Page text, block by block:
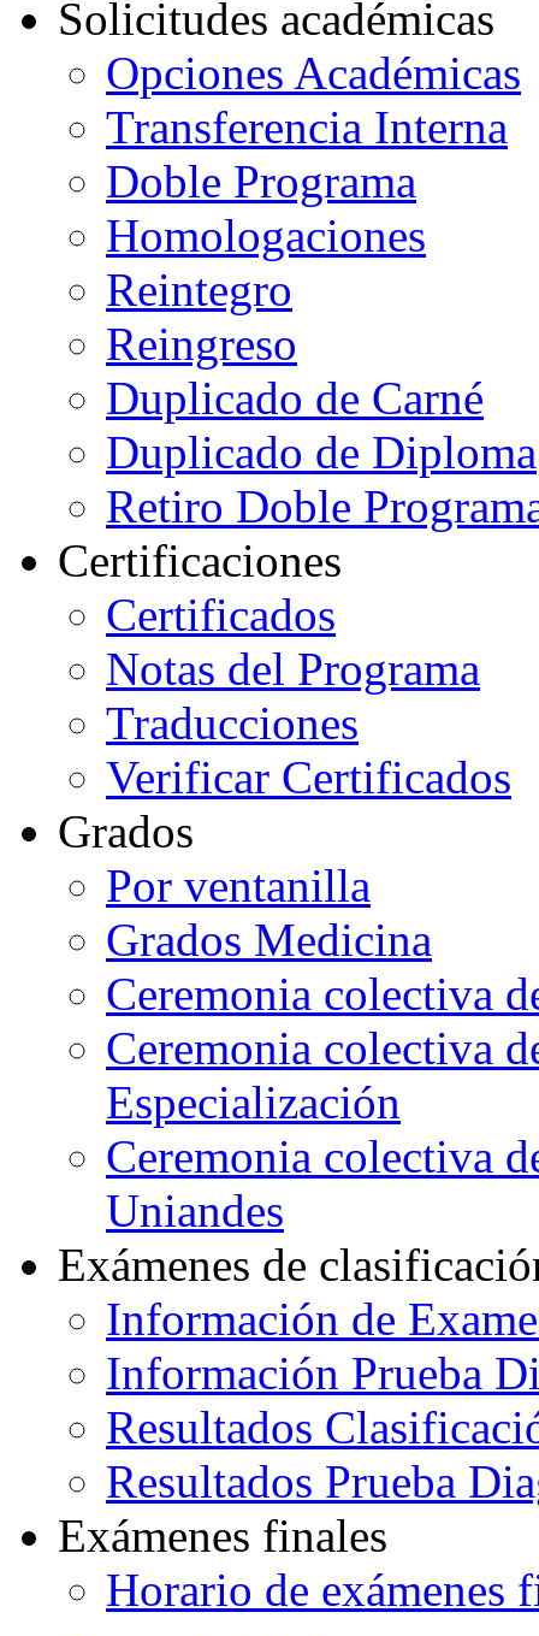
Solicitudes académicas
Opciones Académicas
Transferencia Interna
Doble Programa
Homologaciones
Reintegro
Reingreso
Duplicado de Carné
Duplicado de Diploma
Retiro Doble
Certificaciones
Certificados
Notas del Programa
Traducciones
Verificar Certificados
Grados
Por ventanilla
Grados Medicina
Ceremonia colectiva
Ceremonia colectiva
Especialización
Ceremonia colectiva
Uniandes
Exámenes de
Información de
Información Prueba
Resultados
Resultados Prueba
Exámenes finales
Horario de exámenes